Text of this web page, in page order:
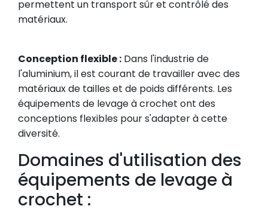
permettent un transport sûr et contrôlé des
matériaux.
Conception flexible : Dans l'industrie de
l'aluminium, il est courant de travailler avec des
matériaux de tailles et de poids différents. Les
équipements de levage à crochet ont des
conceptions flexibles pour s'adapter à cette
diversité.
Domaines d'utilisation des
équipements de levage à
crochet :